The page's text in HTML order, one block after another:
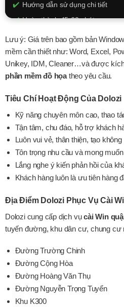
Hướng dẫn sử dụng chi tiết
Hoàn thành 45-60 phút
XEM CHI
Lưu ý: Giá trên bao gồm bản
mềm cần thiết như: Word, Excel,
Unikey, IDM, Cleaner…và được
phần mềm đồ họatheo yêu cầu.
Tiêu Chí Hoạt Động Của Dolozi
Kỹ năng chuyên môn cao, thao
Tận tâm, chu đáo, hỗ trợ khách
Luôn vui vẻ, thân thiện, tạo
Tôn trọng nhu cầu và mong
Lắng nghe ý kiến phản hồi của
Khách hàng luôn là ưu tiên hàng
Địa Điểm Dolozi Phục Vụ Cài
Dolozi cung cấp dịch vụcài Win
tuyến đường, khu dân cư, chung cư
Đường Trường Chinh
Đường Cộng Hòa
Đường Hoàng Văn Thụ
Đường Nguyễn Trọng Tuyển
Khu K300